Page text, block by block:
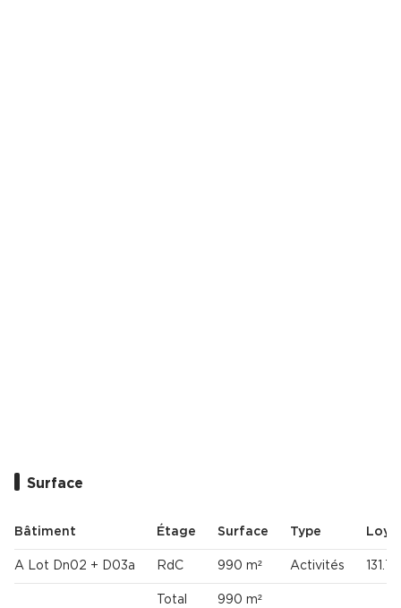
Surface
Bâtiment Étage Surface Type
A Lot Dn02 + D03a RdC 990 m² Activités
Total 990 m²